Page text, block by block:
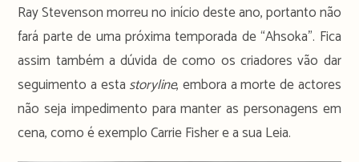
Ray Stevenson morreu no início deste ano, portanto não
fará parte de uma próxima temporada de “Ahsoka”. Fica
assim também a dúvida de como os criadores vão dar
seguimento a esta storyline, embora a morte de actores
não seja impedimento para manter as personagens em
cena, como é exemplo Carrie Fisher e a sua Leia.